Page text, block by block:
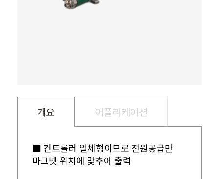
개요 어플리케이션
■ 컨트롤러 일체형이므로 전원공급만
마그넷 위치에 맞추어 출력